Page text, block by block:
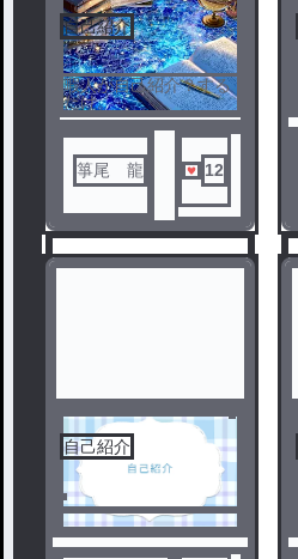
自己紹介
暇人が自己紹介？する
だけ。
箏尾 龍 12
1
自己紹介